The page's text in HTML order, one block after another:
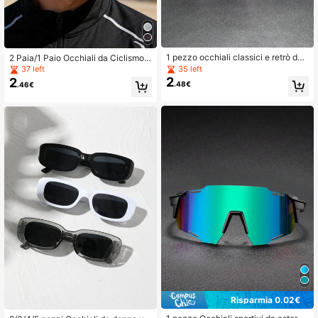
2 Paia/1 Paio Occhiali da Ciclismo
Sportivi da Uomo Occhiali Protettivi
Avvolgenti Occhiali Sportivi alla Mo
da
37 left
2.46€
1 pezzo occhiali classici e retrò da
uomo, montatura in metallo, occhial
i di moda
35 left
2.48€
Risparmia 0.02€